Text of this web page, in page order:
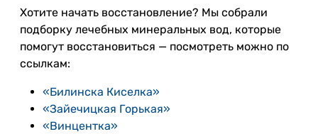
Хотите начать восстановление? Мы собрали
подборку лечебных минеральных вод, которые
помогут восстановиться — посмотреть можно по
ссылкам:
«Билинска Киселка»
«Зайечицкая Горькая»
«Винцентка»